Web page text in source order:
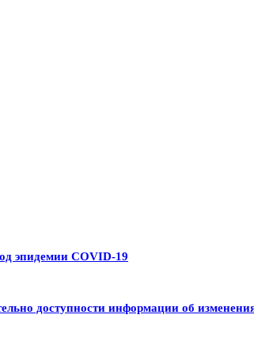
эпидемии COVID-19
доступности информации об